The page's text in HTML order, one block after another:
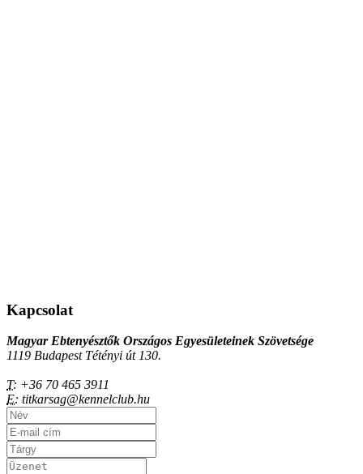
Kapcsolat
Magyar Ebtenyésztők Országos Egyesületeinek Szövetsége
1119 Budapest Tétényi út 130.
T: +36 70 465 3911
E: titkarsag@kennelclub.hu